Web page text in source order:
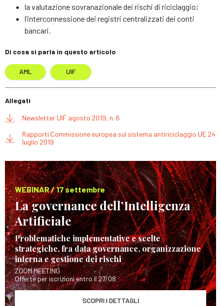
la valutazione sovranazionale dei rischi di riciclaggio;
l’interconnessione dei registri centralizzati dei conti
bancari.
Di cosa si parla in questo articolo
AML UIF
Allegati
Newsletter UIF agosto 2019, n. 6
Rapporti Commissione europea sul sistema antiriciclaggio UE 24
luglio 2019
WEBINAR / 17 settembre
La governance dell’Intelligenza
Artificiale
Problematiche implementative e scelte
strategiche, fra data governance, organizzazione
interna e gestione dei rischi
ZOOM MEETING
Offerte per iscrizioni entro il 27/08
SCOPRI I DETTAGLI